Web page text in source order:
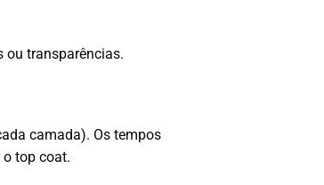
ou transparências.
camada). Os tempos
top coat.